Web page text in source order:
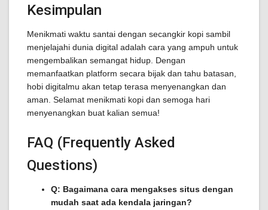
Kesimpulan
Menikmati waktu santai dengan secangkir kopi sambil
menjelajahi dunia digital adalah cara yang ampuh untuk
mengembalikan semangat hidup. Dengan
memanfaatkan platform secara bijak dan tahu batasan,
hobi digitalmu akan tetap terasa menyenangkan dan
aman. Selamat menikmati kopi dan semoga hari
menyenangkan buat kalian semua!
FAQ (Frequently Asked
Questions)
Q: Bagaimana cara mengakses situs dengan
mudah saat ada kendala jaringan?